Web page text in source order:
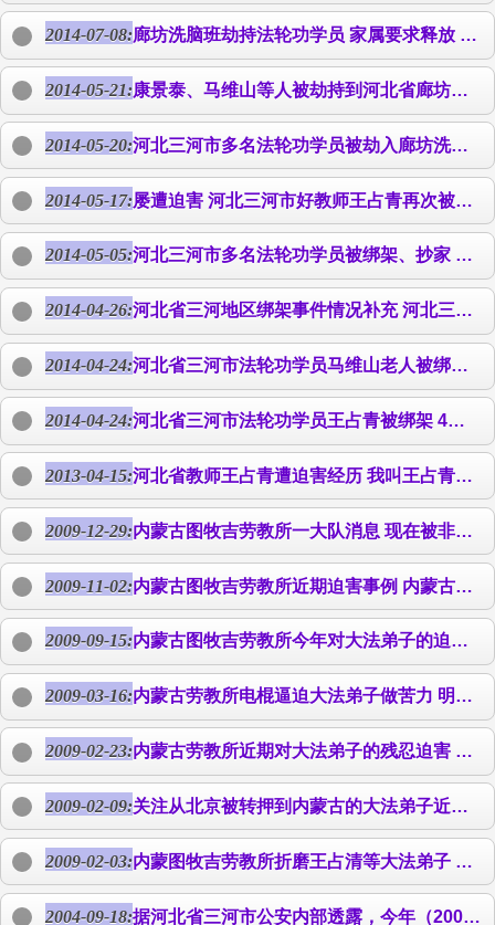
2014-07-08:廊坊洗脑班劫持法轮功学员 家属要求释放 二零一四年七月四日，北京维权律师王全璋和李春富，和被非法拘禁的法轮功学员康景泰、
2014-05-21:康景泰、马维山等人被劫持到河北省廊坊洗脑班继续迫害 5月4日，晓慧由三河国保的曹××绑架到廊坊洗脑班迫害。5月13日前后，三河法轮功学员
2014-05-20:河北三河市多名法轮功学员被劫入廊坊洗脑班 四月二十二日下午五点多，河北三河市发生多名法轮功学员被绑架事件，法轮功学员康景泰、
2014-05-17:屡遭迫害 河北三河市好教师王占青再次被绑架 四月二十二日下午五点多，中共不法人员绑架了在北京打工的、三河法轮功学员
2014-05-05:河北三河市多名法轮功学员被绑架、抄家 四月下旬，河北三河市发生多名法轮功学员被绑架事件，目前法轮功学员康景泰、马维山、小林子、
2014-04-26:河北省三河地区绑架事件情况补充 河北三河市法轮功学员康景泰、马维山、金瑞伶、晓慧、
2014-04-24:河北省三河市法轮功学员马维山老人被绑架 四月二十二日晚上，三河市七十三岁法轮功学员马维山被三河燕郊东城派出所恶警察绑架，二十多名警察把他家围住（恶警挟持
2014-04-24:河北省三河市法轮功学员王占青被绑架 4月22日晚上6点左右，正在北京打工的河北省三河市法轮功学员
2013-04-15:河北省教师王占青遭迫害经历 我叫 王占青，
2009-12-29:内蒙古图牧吉劳教所一大队消息 现在被非法关押在内蒙古图牧吉劳教所一大队的大法弟子有：张家口的郑君、孙志传，承德的李见清（音）、辛永孝，廊坊的
2009-11-02:内蒙古图牧吉劳教所近期迫害事例 内蒙古图牧吉劳教所恶警一直在野蛮的迫害大法弟子。以下是我们了解到的近期迫害案例。 一、恶人杨立军等对大法弟子的迫害 电话：13948226708 宅电：0482-6710395 杨立军的妻子杨杰：13847936780 恶人杨立军，35岁左右，其本人并不是中共恶党的警察，也无警号，只是在图牧吉劳教所的“护卫队”混日子，因其没有本事考取公务员从而获得正规警察资
2009-09-15:内蒙古图牧吉劳教所今年对大法弟子的迫害 内蒙古兴安盟扎赉特旗图牧吉劳教所男队，现在非法关押着法轮大法弟子20多人，2009年1月20号从北京调遣处转去46名劳教人员，其中有13名法轮大法弟子。据悉，由于图牧吉劳教所禁止法轮大法弟子打亲情电话，和强迫晚上加班编织地毯，大法弟子正念抵制迫害以及邪恶的劳教所迫害大法弟子的丑事被曝光后，他们有所收敛，但对打亲情电话还是禁止，包括普通劳教人员解教回家，它们
2009-03-16:内蒙古劳教所电棍逼迫大法弟子做苦力 明慧网在二零零九年二月二十四日报导了内蒙古兴安盟扎赉特旗图牧吉劳教所对大法弟子的残忍迫害，现在那里的大法弟子正在抵制非法强迫编织供出口的手工地毯的加班强劳。 织地毯的活是一个星期干七天活，除了星期天晚上，天天晚上加班到晚八点半，零九年后要干到晚十点十一点，天天连洗衣服的时间都没有。而且车间粉尘非常大，且呛。如拒绝做奴工，立即受到拳脚和“电疗”，还有加期的威胁
2009-02-23:内蒙古劳教所近期对大法弟子的残忍迫害 内蒙古兴安盟扎赉特旗图牧吉劳教所男队共有两个中队，一中队有七八十人，非法关有十名大法弟子；二中队有八十多人，非法关有十三名大法弟子。二中队的大法弟子是一月十九日从北京劳教调遣处转过来的。女队非法关押的大法弟子可能更多一些，据说有五十多人。 二零零九年一月二十三日，大法弟子
2009-02-09:关注从北京被转押到内蒙古的大法弟子近况 随着邪党的罪恶行径不断在国际社会曝光，为了掩人耳目，继续维持对大法弟子的迫害，近一年来，在邪党的部署下，北京各看守所及劳教所非法关押的部份法轮功学员，被北京团河劳教人员调遣处分期分批秘密转押到偏远的内蒙古各劳教所——图牧吉劳教所（位于兴安盟扎赉特旗）、呼和浩特女子劳教所、五原劳教所。这些被转押来的法轮功学员既有北京市的，也有全国各地在京被绑架的。不断传出的
2009-02-03:内蒙图牧吉劳教所折磨王占清等大法弟子 河北省三河市大法弟子
2004-09-18:据河北省三河市公安内部透露，今年（2004年）五月份在三河非法抓捕大法子，搜出了据称约五万份法轮功资料，价值九万馀元的设备一事，已被定做为“5.08案”，虽然